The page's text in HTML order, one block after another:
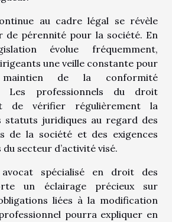
au cadre légal se révèle
de pérennité pour la société. En
évolue fréquemment,
une veille constante pour
de la conformité
Les professionnels du droit
de vérifier régulièrement la
statuts juridiques au regard des
de la société et des exigences
secteur d’activité visé.
spécialisé en droit des
un éclairage précieux sur
liées à la modification
pourra expliquer en